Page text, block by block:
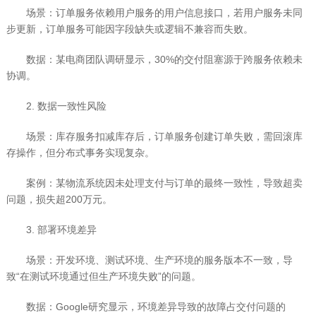
场景：订单服务依赖用户服务的用户信息接口，若用户服务未同
步更新，订单服务可能因字段缺失或逻辑不兼容而失败。
数据：某电商团队调研显示，30%的交付阻塞源于跨服务依赖未
协调。
2. 数据一致性风险
场景：库存服务扣减库存后，订单服务创建订单失败，需回滚库
存操作，但分布式事务实现复杂。
案例：某物流系统因未处理支付与订单的最终一致性，导致超卖
问题，损失超200万元。
3. 部署环境差异
场景：开发环境、测试环境、生产环境的服务版本不一致，导
致“在测试环境通过但生产环境失败”的问题。
数据：Google研究显示，环境差异导致的故障占交付问题的